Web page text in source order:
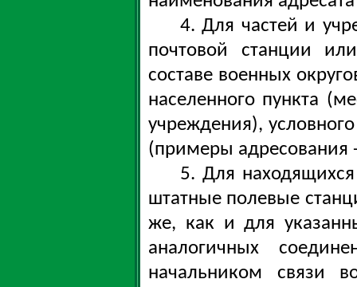
4. Для частей и
почтовой станции
составе военных
населенного пункта
учреждения),
(примеры
5. Для
штатные полевые
же, как и для
аналогичных
начальником связи